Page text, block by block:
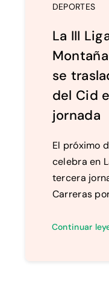
DEPORTES
La III
se
del Cid
jornada
El próximo
celebra en
tercera
Carreras
Continuar